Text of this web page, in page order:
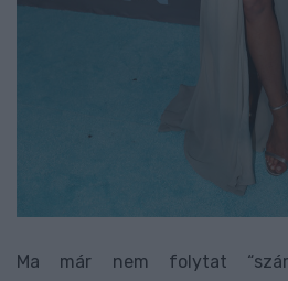
Ma már nem folytat